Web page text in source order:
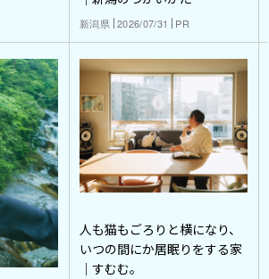
新潟県 2026/07/31 PR
人も猫もごろりと横になり、
いつの間にか居眠りをする家
｜すむむ。